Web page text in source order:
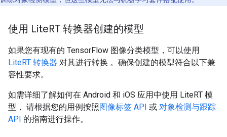
使用 LiteRT 转换器创建的模型
如果您有现有的 TensorFlow 图像分类模型，可以使用
LiteRT 转换器 对其进行转换 。确保创建的模型符合以下兼
容性要求。
如需详细了解如何在 Android 和 iOS 应用中使用 LiteRT 模
型， 请根据您的用例按照图像标签 API 或 对象检测与跟踪
API 的指南进行操作。